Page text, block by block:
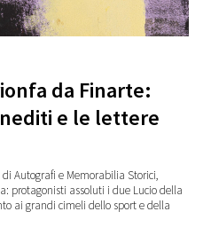
da Finarte:
e le lettere
Autografi e Memorabilia Storici,
protagonisti assoluti i due Lucio della
ai grandi cimeli dello sport e della